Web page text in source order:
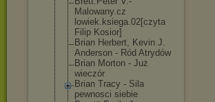
Malowany.cz
lowiek.ksiega.02[czyta
Filip Kosior]
Brian Herbert, Kevin J.
Anderson - Ród Atrydów
Brian Morton - Już
wieczór
Brian Tracy - Sila
pewnosci siebie